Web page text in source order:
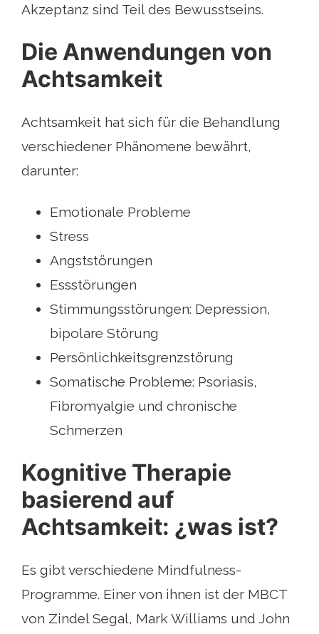
Akzeptanz sind Teil des Bewusstseins.
Die Anwendungen von
Achtsamkeit
Achtsamkeit hat sich für die Behandlung
verschiedener Phänomene bewährt,
darunter:
Emotionale Probleme
Stress
Angststörungen
Essstörungen
Stimmungsstörungen: Depression,
bipolare Störung
Persönlichkeitsgrenzstörung
Somatische Probleme: Psoriasis,
Fibromyalgie und chronische
Schmerzen
Kognitive Therapie
basierend auf
Achtsamkeit: ¿was ist?
Es gibt verschiedene Mindfulness-
Programme. Einer von ihnen ist der MBCT
von Zindel Segal, Mark Williams und John